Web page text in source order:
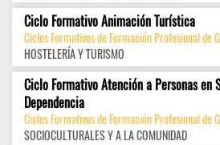
Ciclo Formativo Animación Turística
Ciclos Formativos de Formación Profesional de
HOSTELERÍA Y TURISMO
Ciclo Formativo Atención a Personas en
Dependencia
Ciclos Formativos de Formación Profesional de
SOCIOCULTURALES Y A LA COMUNIDAD